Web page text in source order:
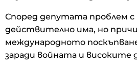
Според депутата проблем
действително има, но
международното
заради войната и високите